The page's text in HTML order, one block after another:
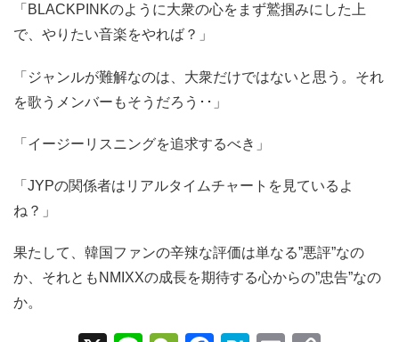
「BLACKPINKのように大衆の心をまず鷲掴みにした上
で、やりたい音楽をやれば？」
「ジャンルが難解なのは、大衆だけではないと思う。それ
を歌うメンバーもそうだろう･･」
「イージーリスニングを追求するべき」
「JYPの関係者はリアルタイムチャートを見ているよ
ね？」
果たして、韓国ファンの辛辣な評価は単なる”悪評”なの
か、それともNMIXXの成長を期待する心からの”忠告”なの
か。